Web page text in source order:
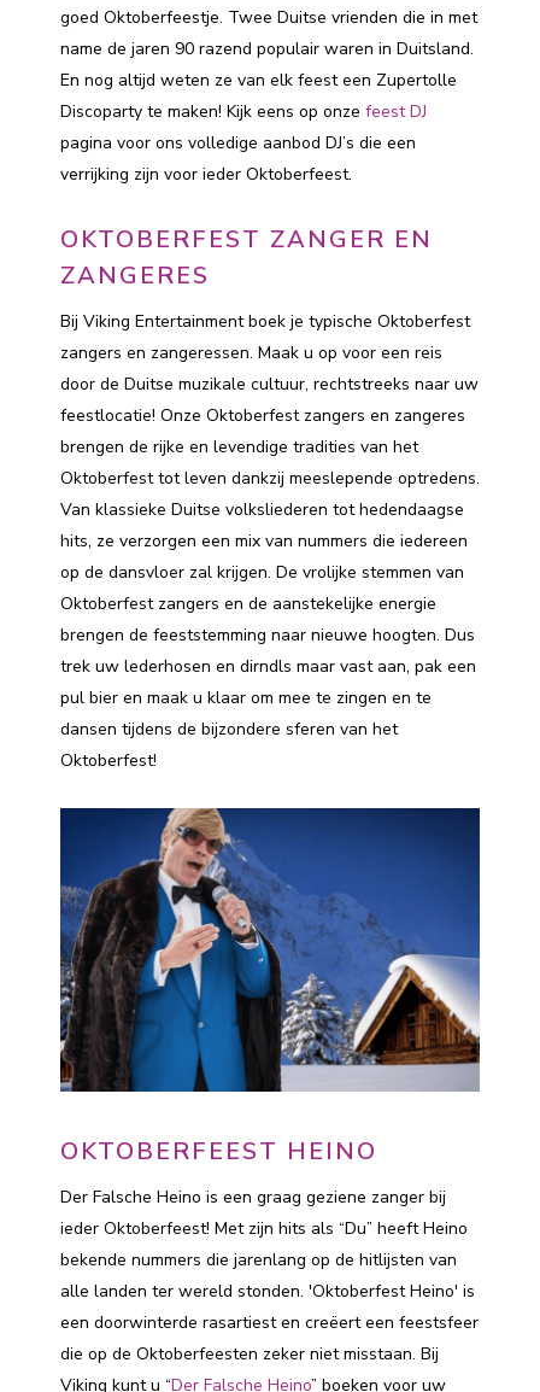
goed Oktoberfeestje. Twee Duitse vrienden die in met
name de jaren 90 razend populair waren in Duitsland.
En nog altijd weten ze van elk feest een Zupertolle
Discoparty te maken! Kijk eens op onze feest DJ
pagina voor ons volledige aanbod DJ’s die een
verrijking zijn voor ieder Oktoberfeest.
OKTOBERFEST ZANGER EN
ZANGERES
Bij Viking Entertainment boek je typische Oktoberfest
zangers en zangeressen. Maak u op voor een reis
door de Duitse muzikale cultuur, rechtstreeks naar uw
feestlocatie! Onze Oktoberfest zangers en zangeres
brengen de rijke en levendige tradities van het
Oktoberfest tot leven dankzij meeslepende optredens.
Van klassieke Duitse volksliederen tot hedendaagse
hits, ze verzorgen een mix van nummers die iedereen
op de dansvloer zal krijgen. De vrolijke stemmen van
Oktoberfest zangers en de aanstekelijke energie
brengen de feeststemming naar nieuwe hoogten. Dus
trek uw lederhosen en dirndls maar vast aan, pak een
pul bier en maak u klaar om mee te zingen en te
dansen tijdens de bijzondere sferen van het
Oktoberfest!
OKTOBERFEEST HEINO
Der Falsche Heino is een graag geziene zanger bij
ieder Oktoberfeest! Met zijn hits als “Du” heeft Heino
bekende nummers die jarenlang op de hitlijsten van
alle landen ter wereld stonden. 'Oktoberfest Heino' is
een doorwinterde rasartiest en creëert een feestsfeer
die op de Oktoberfeesten zeker niet misstaan. Bij
Viking kunt u “Der Falsche Heino” boeken voor uw